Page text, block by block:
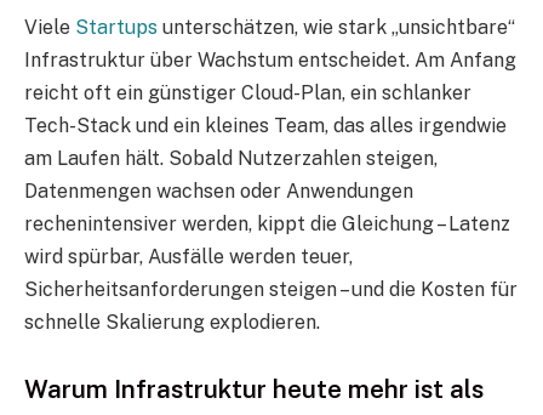
Viele Startups unterschätzen, wie stark „unsichtbare“
Infrastruktur über Wachstum entscheidet. Am Anfang
reicht oft ein günstiger Cloud-Plan, ein schlanker
Tech-Stack und ein kleines Team, das alles irgendwie
am Laufen hält. Sobald Nutzerzahlen steigen,
Datenmengen wachsen oder Anwendungen
rechenintensiver werden, kippt die Gleichung – Latenz
wird spürbar, Ausfälle werden teuer,
Sicherheitsanforderungen steigen – und die Kosten für
schnelle Skalierung explodieren.
Warum Infrastruktur heute mehr ist als